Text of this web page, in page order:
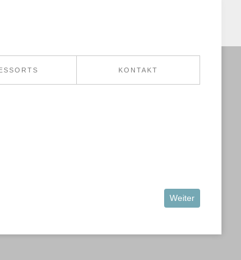
KONTAKT
Nächster Beitrag:
Weiter